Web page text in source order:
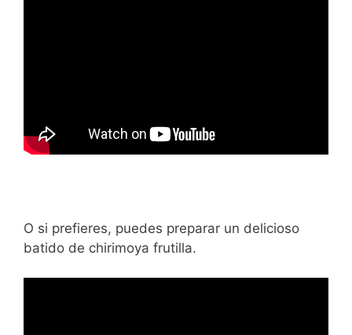
O si prefieres, puedes preparar un delicioso
batido de chirimoya frutilla.